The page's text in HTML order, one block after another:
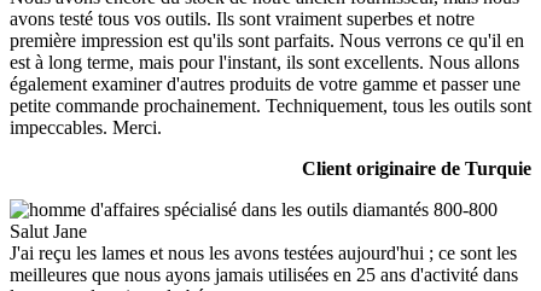
avons testé tous vos outils. Ils sont vraiment superbes et notre
première impression est qu'ils sont parfaits. Nous verrons ce qu'il en
est à long terme, mais pour l'instant, ils sont excellents. Nous allons
également examiner d'autres produits de votre gamme et passer une
petite commande prochainement. Techniquement, tous les outils sont
impeccables. Merci.
Client originaire de Turquie
Salut Jane
J'ai reçu les lames et nous les avons testées aujourd'hui ; ce sont les
meilleures que nous ayons jamais utilisées en 25 ans d'activité dans